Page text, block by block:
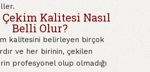
Çekim Kalitesi Nasıl
Belli Olur?
kalitesini belirleyen birçok
ve her birinin, çekilen
profesyonel olup olmadığı